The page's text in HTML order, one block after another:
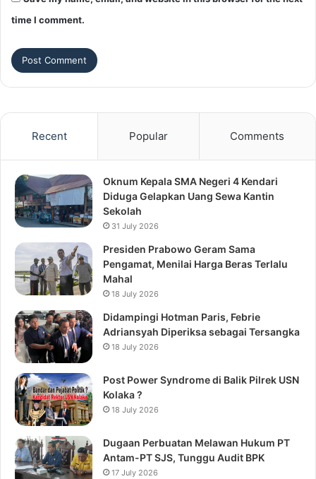
time I comment.
Recent Popular Comments
Oknum Kepala SMA Negeri 4 Kendari
Diduga Gelapkan Uang Sewa Kantin
Sekolah
31 July 2026
Presiden Prabowo Geram Sama
Pengamat, Menilai Harga Beras Terlalu
Mahal
18 July 2026
Didampingi Hotman Paris, Febrie
Adriansyah Diperiksa sebagai Tersangka
18 July 2026
Post Power Syndrome di Balik Pilrek USN
Kolaka ?
18 July 2026
Dugaan Perbuatan Melawan Hukum PT
Antam-PT SJS, Tunggu Audit BPK
17 July 2026